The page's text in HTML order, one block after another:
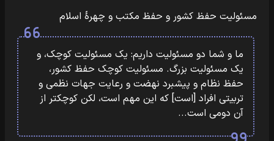
مسئولیت حفظ کشور و حفظ مکتب و چهرهٔ اسلام
ما و شما دو مسئولیت داریم: یک مسئولیت کوچک، و
یک مسئولیت بزرگ.‏‎ ‎‏مسئولیت کوچک حفظ کشور،
‎‏تربیتی افراد ‏‏[‏‏است‏‏]‏‏ که این مهم است، لکن کوچکتر از
آن دومی است...